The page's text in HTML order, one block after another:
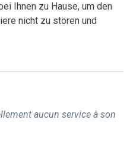
Ihnen zu Hause, um den
nicht zu stören und
aucun service à son